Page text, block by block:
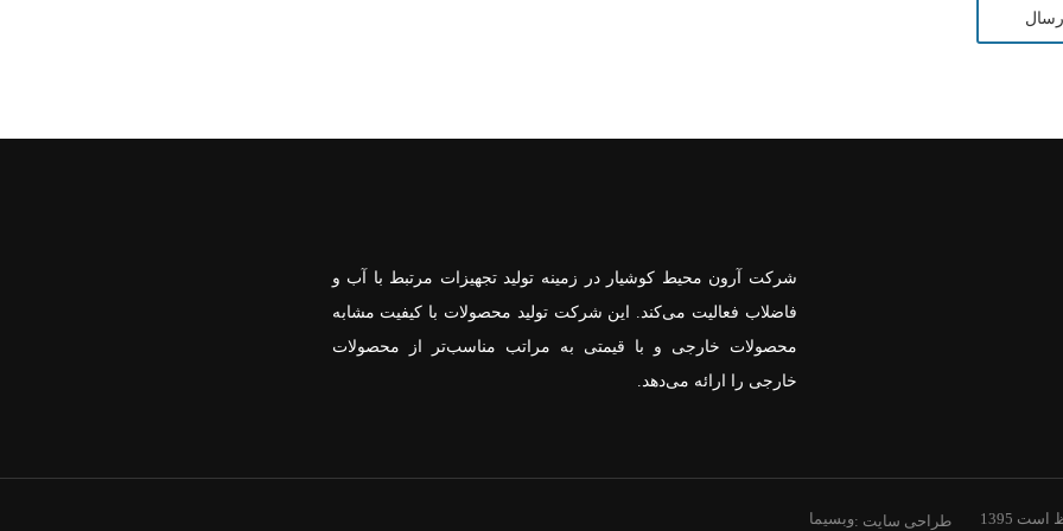
شرکت آرون محیط کوشیار در زمینه تولید تجهیزات مرتبط با آب و
فاضلاب فعالیت می­‌کند. این شرکت تولید محصولات با کیفیت مشابه
محصولات خارجی و با قیمتی به مراتب مناسب‌تر از محصولات
خارجی را ارائه می‌­‌دهد.
1395 طراحی سایت :وبسیما